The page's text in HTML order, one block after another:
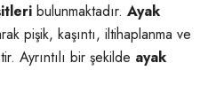
bulunmaktadır. Ayak
pişik, kaşıntı, iltihaplanma ve
Ayrıntılı bir şekilde ayak